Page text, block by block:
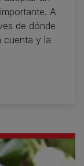
A
de dónde
cuenta y la